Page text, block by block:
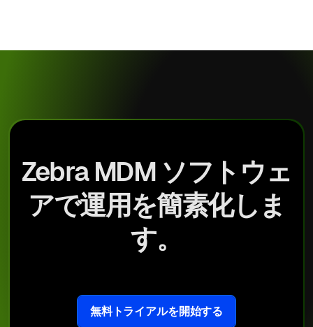
Zebra MDM ソフトウェ
アで運用を簡素化しま
す。
無料トライアルを開始する